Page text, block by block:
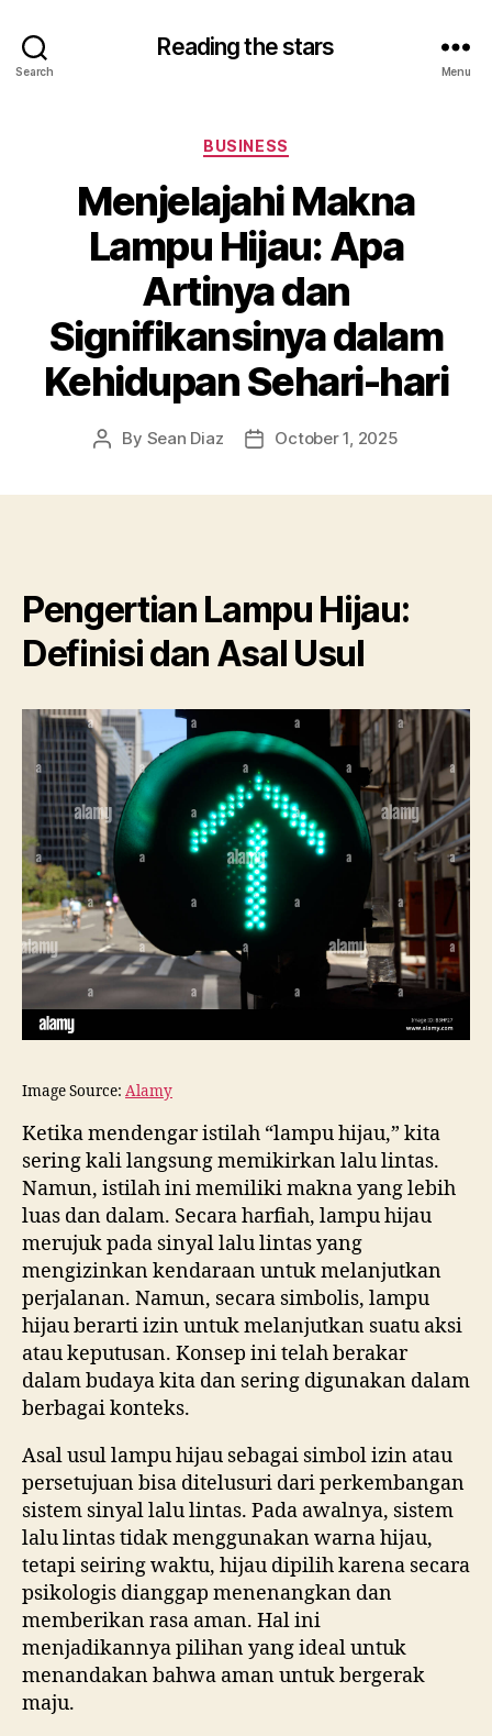
Search
Reading the stars
Menu
Categories
BUSINESS
Menjelajahi Makna
Lampu Hijau: Apa
Artinya dan
Signifikansinya dalam
Kehidupan Sehari-hari
Post
By Sean Diaz
PostOctober 1, 2025
Pengertian Lampu Hijau:
Definisi dan Asal Usul
Image Source: Alamy
Ketika mendengar istilah “lampu hijau,” kita
sering kali langsung memikirkan lalu lintas.
Namun, istilah ini memiliki makna yang lebih
luas dan dalam. Secara harfiah, lampu hijau
merujuk pada sinyal lalu lintas yang
mengizinkan kendaraan untuk melanjutkan
perjalanan. Namun, secara simbolis, lampu
hijau berarti izin untuk melanjutkan suatu aksi
atau keputusan. Konsep ini telah berakar
dalam budaya kita dan sering digunakan dalam
berbagai konteks.
Asal usul lampu hijau sebagai simbol izin atau
persetujuan bisa ditelusuri dari perkembangan
sistem sinyal lalu lintas. Pada awalnya, sistem
lalu lintas tidak menggunakan warna hijau,
tetapi seiring waktu, hijau dipilih karena secara
psikologis dianggap menenangkan dan
memberikan rasa aman. Hal ini
menjadikannya pilihan yang ideal untuk
menandakan bahwa aman untuk bergerak
maju.